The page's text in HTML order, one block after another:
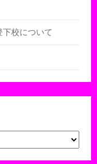
校について